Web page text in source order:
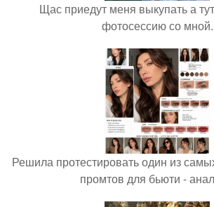
Щас приедут меня выкупать а
фотосессию со мной.
Решила протестировать один из
промтов для бьюти -